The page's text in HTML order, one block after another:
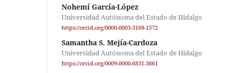
Nohemí García-López
Universidad Autónoma del Estado de Hidalgo
https://orcid.org/0000-0003-3169-1572
Samantha S. Mejía-Cardoza
Universidad Autónoma del Estado de Hidalgo
https://orcid.org/0009-0000-6831-3861